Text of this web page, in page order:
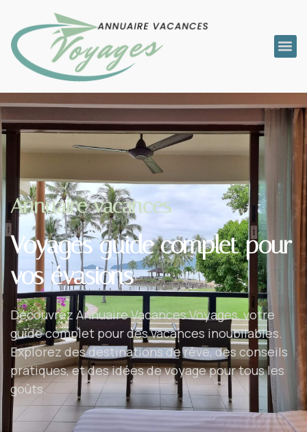
Annuaire vacances
Voyages guide complet pour
vos évasions
Découvrez Annuaire Vacances Voyages, votre
guide complet pour des vacances inoubliables.
Explorez des destinations de rêve, des conseils
pratiques, et des idées de voyage pour tous les
goûts.